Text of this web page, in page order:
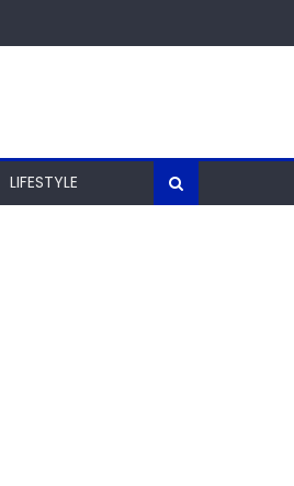
LIFESTYLE